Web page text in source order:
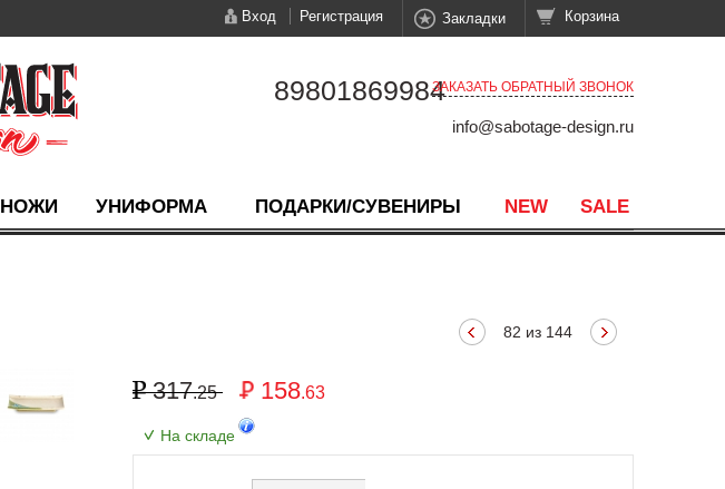
Вход Регистрация Закладки Корзина
НОЖИ УНИФОРМА ПОДАРКИ/СУВЕНИРЫ NEW SALE
89801869984ЗАКАЗАТЬ ОБРАТНЫЙ ЗВОНОК
info@sabotage-design.ru
82 из 144
317.25 158.63
На складе